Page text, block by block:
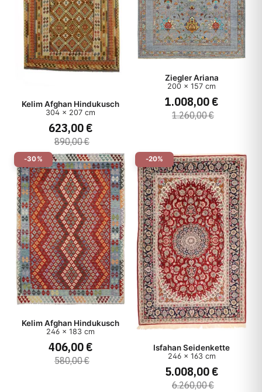
Kelim Afghan Hindukusch
304 x 207 cm
623,00 €
890,00 €
Ziegler Ariana
200 x 157 cm
1.008,00 €
1.260,00 €
-30%
Kelim Afghan Hindukusch
246 x 183 cm
406,00 €
580,00 €
-20%
Isfahan Seidenkette
246 x 163 cm
5.008,00 €
6.260,00 €